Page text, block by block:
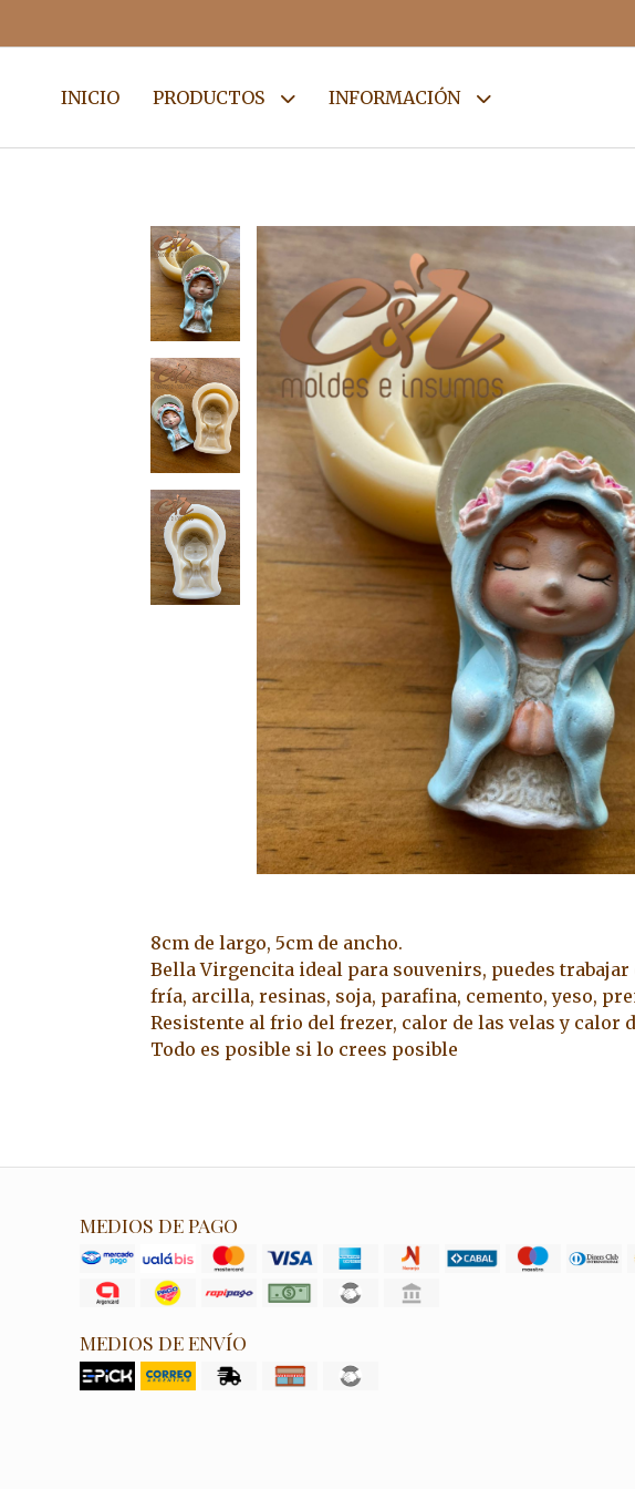
INICIO PRODUCTOS INFORMACIÓN
8cm de largo, 5cm de ancho.
Bella Virgencita ideal para souvenirs, puedes
fría, arcilla, resinas, soja, parafina, cemento, yeso,
Resistente al frio del frezer, calor de las velas y calor
Todo es posible si lo crees posible
MEDIOS DE PAGO
MEDIOS DE ENVÍO